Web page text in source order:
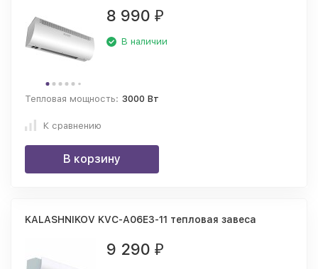
8 990 ₽
В наличии
Тепловая мощность: 3000 Вт
К сравнению
В корзину
KALASHNIKOV KVC-A06E3-11 тепловая завеса
9 290 ₽